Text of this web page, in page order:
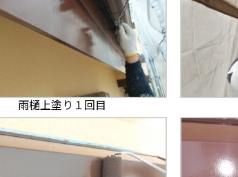
雨樋上塗り１回目